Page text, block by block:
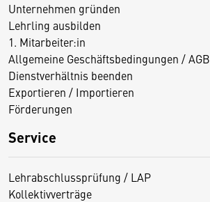
Unternehmen gründen
Lehrling ausbilden
1. Mitarbeiter:in
Allgemeine Geschäftsbedingungen / AGB
Dienstverhältnis beenden
Exportieren / Importieren
Förderungen
Service
Lehrabschlussprüfung / LAP
Kollektivverträge